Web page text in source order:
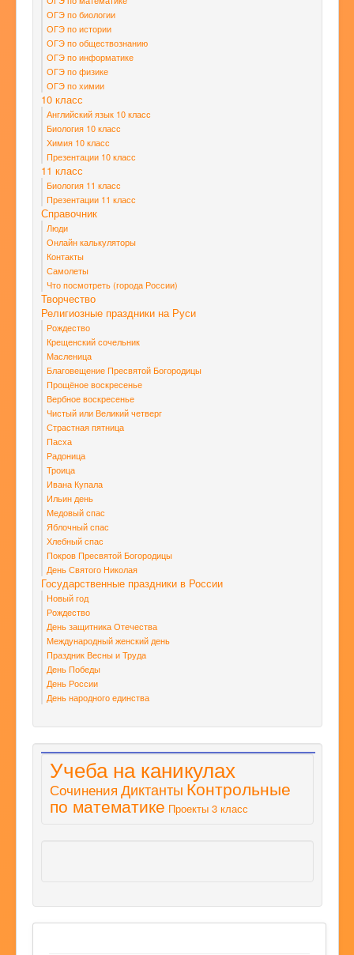
ОГЭ по биологии
ОГЭ по истории
ОГЭ по обществознанию
ОГЭ по информатике
ОГЭ по физике
ОГЭ по химии
10 класс
Английский язык 10 класс
Биология 10 класс
Химия 10 класс
Презентации 10 класс
11 класс
Биология 11 класс
Презентации 11 класс
Справочник
Люди
Онлайн калькуляторы
Контакты
Самолеты
Что посмотреть (города России)
Творчество
Религиозные праздники на Руси
Рождество
Крещенский сочельник
Масленица
Благовещение Пресвятой Богородицы
Прощёное воскресенье
Вербное воскресенье
Чистый или Великий четверг
Страстная пятница
Пасха
Радоница
Троица
Ивана Купала
Ильин день
Медовый спас
Яблочный спас
Хлебный спас
Покров Пресвятой Богородицы
День Святого Николая
Государственные праздники в России
Новый год
Рождество
День защитника Отечества
Международный женский день
Праздник Весны и Труда
День Победы
День России
День народного единства
Учеба на каникулах
Сочинения Диктанты Контрольные
по математике Проекты 3 класс